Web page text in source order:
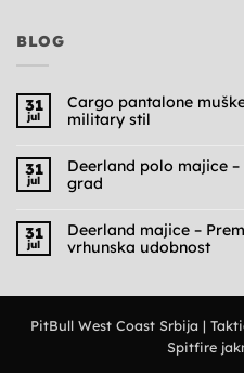
BLOG
31
jul
Cargo pantalone
military stil
na
Cargo
pantalone
muške
Praktičnost,
udobnost
i
military
31
jul
Deerland polo majice
grad
na
Deerland
polo
izbor
prirodu
i
31
jul
Deerland majice –
vrhunska udobnost
–
PitBull West Coast Srbija |
Spitfire